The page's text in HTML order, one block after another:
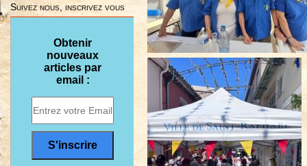
Suivez nous, inscrivez vous
Obtenir
nouveaux
articles par
email :